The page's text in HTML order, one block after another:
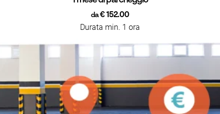
da€ 152.00
Durata min. 1 ora